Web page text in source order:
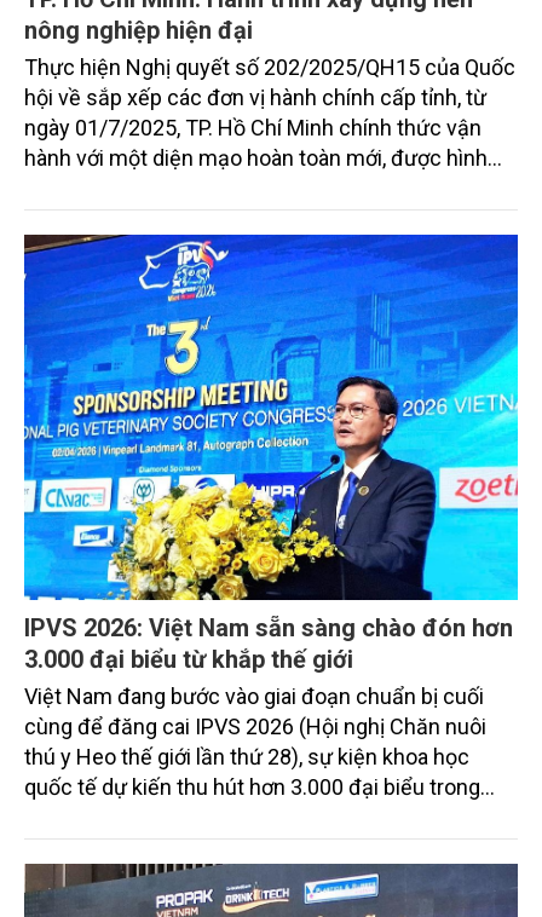
nông nghiệp hiện đại
Thực hiện Nghị quyết số 202/2025/QH15 của Quốc
hội về sắp xếp các đơn vị hành chính cấp tỉnh, từ
ngày 01/7/2025, TP. Hồ Chí Minh chính thức vận
hành với một diện mạo hoàn toàn mới, được hình
và dân số của tỉnh Bà Rịa - Vũng Tàu và Bình Dương
vào TP. Hồ Chí Minh.
IPVS 2026: Việt Nam sẵn sàng chào đón hơn
3.000 đại biểu từ khắp thế giới
Việt Nam đang bước vào giai đoạn chuẩn bị cuối
cùng để đăng cai IPVS 2026 (Hội nghị Chăn nuôi
thú y Heo thế giới lần thứ 28), sự kiện khoa học
quốc tế dự kiến thu hút hơn 3.000 đại biểu trong
6/2026.